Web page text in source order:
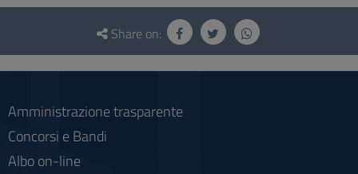
Questionnaire
social
Share on:
Amministrazione trasparente
Concorsi e Bandi
Albo on-line